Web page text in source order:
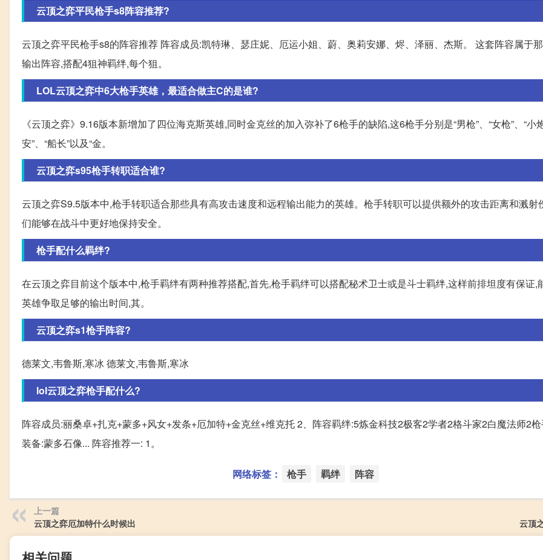
云顶之弈平民枪手s8阵容推荐?
云顶之弈平民枪手s8的阵容推荐 阵容成员:凯特琳、瑟庄妮、厄运小姐、蔚、奥莉安娜、烬、泽丽、杰斯。 这套阵容属于
输出阵容,搭配4狙神羁绊,每个狙。
LOL云顶之弈中6大枪手英雄，最适合做主C的是谁?
《云顶之弈》9.16版本新增加了四位海克斯英雄,同时金克丝的加入弥补了6枪手的缺陷,这6枪手分别是“男枪”、“女枪”、“小
安”、“船长”以及“金。
云顶之弈s95枪手转职适合谁?
云顶之弈S9.5版本中,枪手转职适合那些具有高攻击速度和远程输出能力的英雄。枪手转职可以提供额外的攻击距离和溅射
们能够在战斗中更好地保持安全。
枪手配什么羁绊?
在云顶之弈目前这个版本中,枪手羁绊有两种推荐搭配,首先,枪手羁绊可以搭配秘术卫士或是斗士羁绊,这样前排坦度有保证,
英雄争取足够的输出时间,其。
云顶之弈s1枪手阵容?
德莱文,韦鲁斯,寒冰 德莱文,韦鲁斯,寒冰
lol云顶之弈枪手配什么?
阵容成员:丽桑卓+扎克+蒙多+风女+发条+厄加特+金克丝+维克托 2、阵容羁绊:5炼金科技2极客2学者2格斗家2白魔法师2
装备:蒙多石像... 阵容推荐一: 1。
网络标签： 枪手 羁绊 阵容
上一篇
云顶之弈厄加特什么时候出
云顶